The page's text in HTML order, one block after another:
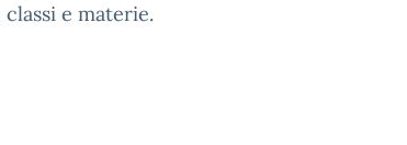
e materie.